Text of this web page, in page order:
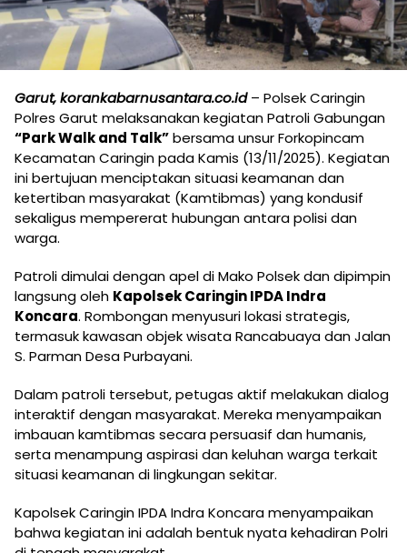
Garut, korankabarnusantara.co.id– Polsek Caringin
Polres Garut melaksanakan kegiatan Patroli Gabungan
“Park Walk and Talk”bersama unsur Forkopincam
Kecamatan Caringin pada Kamis (13/11/2025). Kegiatan
ini bertujuan menciptakan situasi keamanan dan
ketertiban masyarakat (Kamtibmas) yang kondusif
sekaligus mempererat hubungan antara polisi dan
warga.
Patroli dimulai dengan apel di Mako Polsek dan dipimpin
langsung oleh Kapolsek Caringin IPDA Indra
Koncara. Rombongan menyusuri lokasi strategis,
termasuk kawasan objek wisata Rancabuaya dan Jalan
S. Parman Desa Purbayani.
Dalam patroli tersebut, petugas aktif melakukan dialog
interaktif dengan masyarakat. Mereka menyampaikan
imbauan kamtibmas secara persuasif dan humanis,
serta menampung aspirasi dan keluhan warga terkait
situasi keamanan di lingkungan sekitar.
Kapolsek Caringin IPDA Indra Koncara menyampaikan
bahwa kegiatan ini adalah bentuk nyata kehadiran Polri